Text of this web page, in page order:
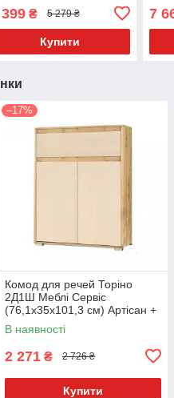
₴ 5 279 ₴
Купити
7
–17%
Комод для речей Торіно
2Д1Ш Меблі Сервіс
(76,1х35х101,3 см) Артісан +
шампань
В наявності
2 271 ₴ 2 726 ₴
Купити